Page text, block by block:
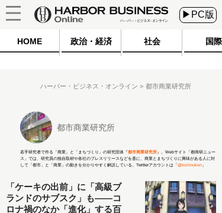
▶PC版
HOME 政治・経済 社会 国際
ハーバー・ビジネス・オンライン 都市商業研究所
都市商業研究所
若手研究者で作る「商業」と「まちづくり」の研究団体『都市商業研究所 』。Webサイト「都商研ニュー
ス」では、研究員の独自取材や各社のプレスリリースなどを基に、商業とまちづくりに興味がある人に対
して「都市」と「商業」の動きを分かりやすく解説している。Twitterアカウントは「@toshouken 」
「ケーキの出前」に「高級ブ
ランドのサブスク」も――コ
ロナ禍のなか「進化」する百